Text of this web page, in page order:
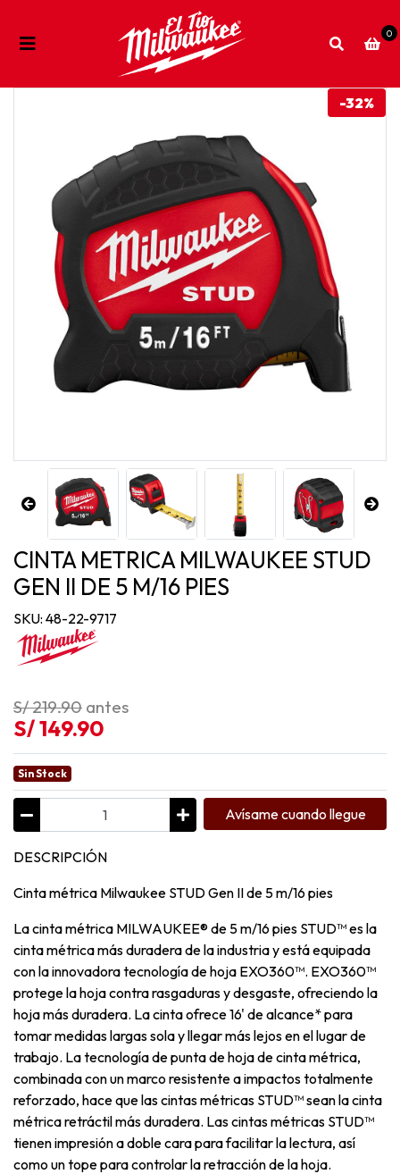
0
-32%
CINTA METRICA MILWAUKEE STUD
GEN II DE 5 M/16 PIES
SKU: 48-22-9717
S/ 219.90 antes
S/ 149.90
Sin Stock
Avísame cuando llegue
DESCRIPCIÓN
Cinta métrica Milwaukee STUD Gen II de 5 m/16 pies
La cinta métrica MILWAUKEE® de 5 m/16 pies STUD™ es la
cinta métrica más duradera de la industria y está equipada
con la innovadora tecnología de hoja EXO360™. EXO360™
protege la hoja contra rasgaduras y desgaste, ofreciendo la
hoja más duradera. La cinta ofrece 16' de alcance* para
tomar medidas largas sola y llegar más lejos en el lugar de
trabajo. La tecnología de punta de hoja de cinta métrica,
combinada con un marco resistente a impactos totalmente
reforzado, hace que las cintas métricas STUD™ sean la cinta
métrica retráctil más duradera. Las cintas métricas STUD™
tienen impresión a doble cara para facilitar la lectura, así
como un tope para controlar la retracción de la hoja.